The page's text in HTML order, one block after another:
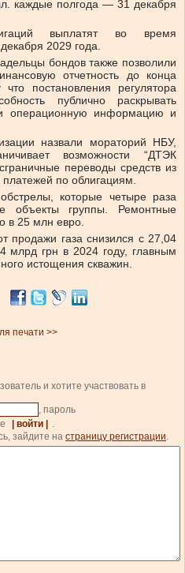
каждые полгода — 31 декабря
выплатят во время
2029 года.
бондов также позволили
отчетность до конца
постановления регулятора
публично раскрывать
операционную информацию и
назвали мораторий НБУ,
возможности “ДТЭК
переводы средств из
по облигациям.
которые четыре раза
объекты группы. Ремонтные
в 25 млн евро.
продажи газа снизился с 27,04
млрд грн в 2024 году, главным
истощения скважин.
печати >>
и хотите участвовать в
, пароль
| войти |
.
зайдите на страницу регистрации.